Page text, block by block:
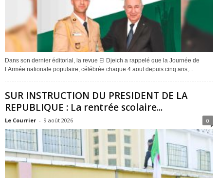
Dans son dernier éditorial, la revue El Djeich a rappelé que la Journée de
l’Armée nationale populaire, célébrée chaque 4 aout depuis cinq ans,...
SUR INSTRUCTION DU PRESIDENT DE LA
REPUBLIQUE : La rentrée scolaire...
Le Courrier - 9 août 2026 0